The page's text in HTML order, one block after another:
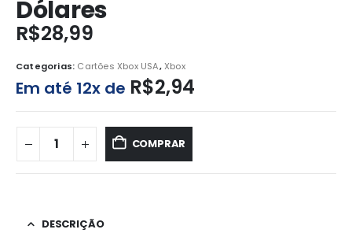
Dólares
R$28,99
Categorias: Cartões Xbox USA,Xbox
Em até 12x de R$2,94
COMPRAR
DESCRIÇÃO